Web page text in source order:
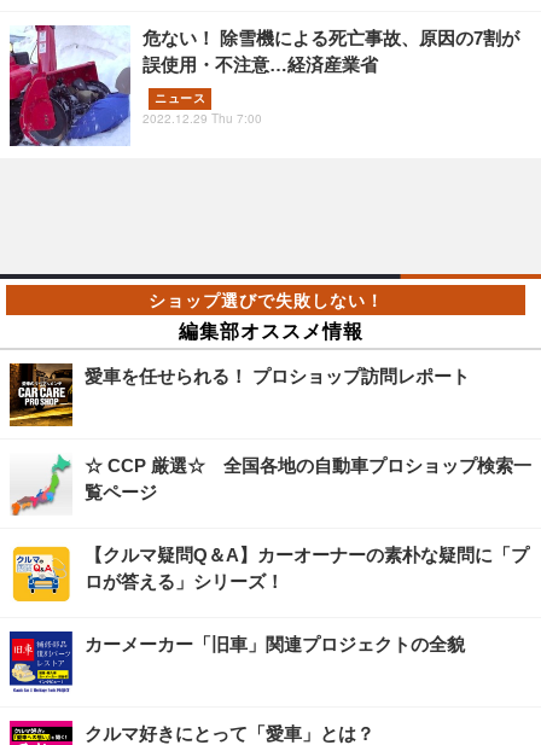
危ない！ 除雪機による死亡事故、原因の7割が
誤使用・不注意…経済産業省
ニュース
2022.12.29 Thu 7:00
編集部オススメ情報
愛車を任せられる！ プロショップ訪問レポート
☆ CCP 厳選☆ 全国各地の自動車プロショップ検索一
覧ページ
【クルマ疑問Q＆A】カーオーナーの素朴な疑問に「プ
ロが答える」シリーズ！
カーメーカー「旧車」関連プロジェクトの全貌
クルマ好きにとって「愛車」とは？